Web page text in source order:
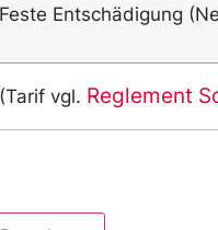
Feste Entschädigung
(Tarif vgl. Reglement